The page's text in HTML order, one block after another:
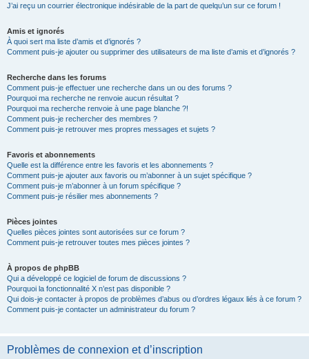
J’ai reçu un courrier électronique indésirable de la part de quelqu’un sur ce forum !
Amis et ignorés
À quoi sert ma liste d’amis et d’ignorés ?
Comment puis-je ajouter ou supprimer des utilisateurs de ma liste d’amis et d’ignorés ?
Recherche dans les forums
Comment puis-je effectuer une recherche dans un ou des forums ?
Pourquoi ma recherche ne renvoie aucun résultat ?
Pourquoi ma recherche renvoie à une page blanche ?!
Comment puis-je rechercher des membres ?
Comment puis-je retrouver mes propres messages et sujets ?
Favoris et abonnements
Quelle est la différence entre les favoris et les abonnements ?
Comment puis-je ajouter aux favoris ou m’abonner à un sujet spécifique ?
Comment puis-je m’abonner à un forum spécifique ?
Comment puis-je résilier mes abonnements ?
Pièces jointes
Quelles pièces jointes sont autorisées sur ce forum ?
Comment puis-je retrouver toutes mes pièces jointes ?
À propos de phpBB
Qui a développé ce logiciel de forum de discussions ?
Pourquoi la fonctionnalité X n’est pas disponible ?
Qui dois-je contacter à propos de problèmes d’abus ou d’ordres légaux liés à ce forum ?
Comment puis-je contacter un administrateur du forum ?
Problèmes de connexion et d’inscription